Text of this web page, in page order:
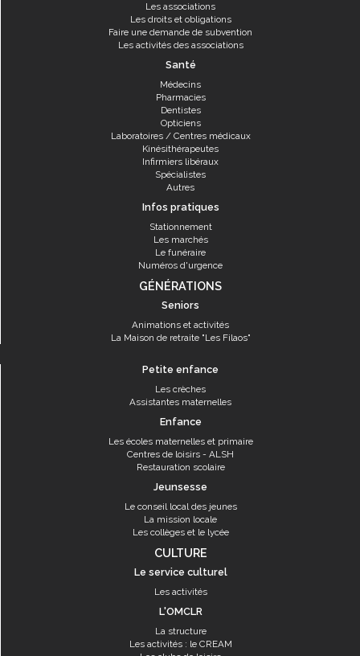
Les associations
Les droits et obligations
Faire une demande de subvention
Les activités des associations
Santé
Médecins
Pharmacies
Dentistes
Opticiens
Laboratoires / Centres médicaux
Kinésithérapeutes
Infirmiers libéraux
Spécialistes
Autres
Infos pratiques
Stationnement
Les marchés
Le funéraire
Numéros d'urgence
GÉNÉRATIONS
Seniors
Animations et activités
La Maison de retraite "Les Filaos"
Petite enfance
Les crèches
Assistantes maternelles
Enfance
Les écoles maternelles et primaire
Centres de loisirs - ALSH
Restauration scolaire
Jeunsesse
Le conseil local des jeunes
La mission locale
Les collèges et le lycée
CULTURE
Le service culturel
Les activités
L'OMCLR
La structure
Les activités : le CREAM